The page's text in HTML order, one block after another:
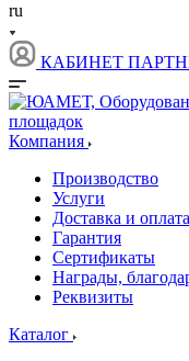
ru
КАБИНЕТ
Компания
Производство
Услуги
Доставка и оплата
Гарантия
Сертификаты
Награды,
Реквизиты
Каталог